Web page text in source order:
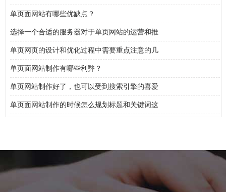
单页面网站有哪些优缺点？
选择一个合适的服务器对于单页网站的运营和推
单页网页的设计和优化过程中需要重点注意的几
单页面网站制作有哪些利弊？
单页网站制作好了，也可以受到搜索引擎的喜爱
单页面网站制作的时候怎么规划标题和关键词这